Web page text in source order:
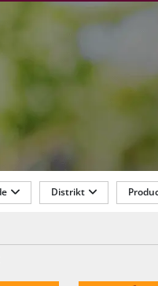
Distrikt